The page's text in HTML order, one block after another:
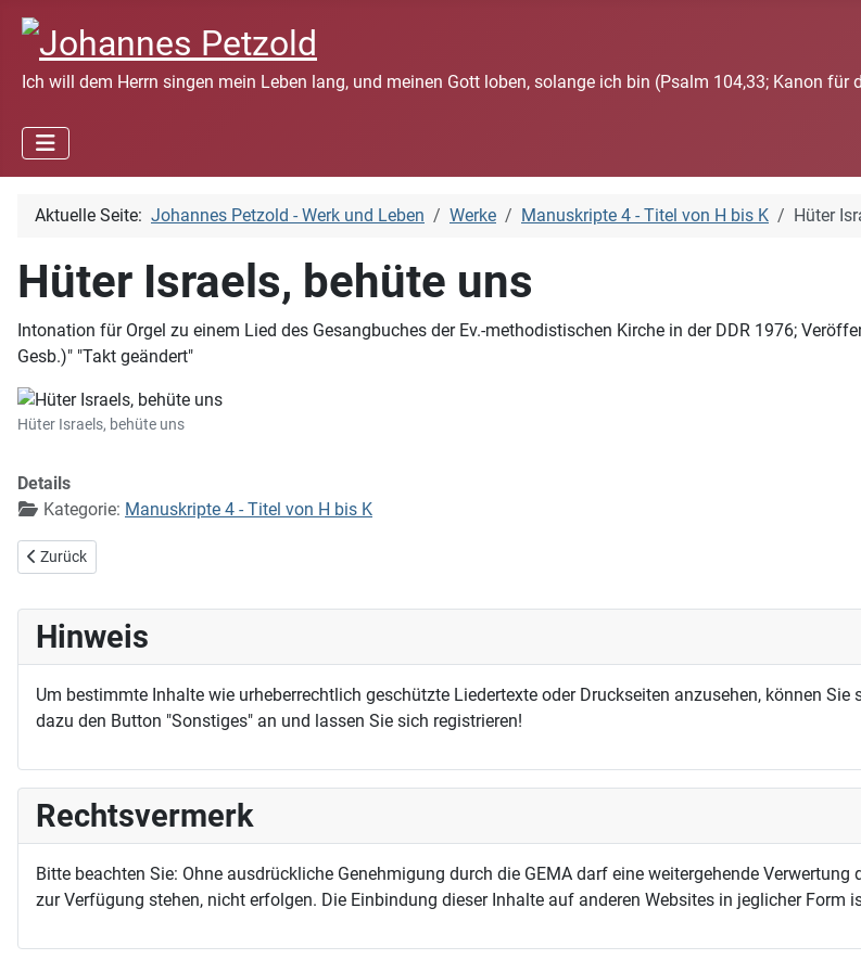
Ich will dem Herrn singen mein Leben lang, und meinen Gott loben, solange ich bin (Psalm 104,33; Kanon für
Aktuelle Seite: Johannes Petzold - Werk und Leben Werke Manuskripte 4 - Titel von H bis K Hüter
Hüter Israels, behüte uns
Intonation für Orgel zu einem Lied des Gesangbuches der Ev.-methodistischen Kirche in der DDR 1976;
Gesb.)" "Takt geändert"
Hüter Israels, behüte uns
Details
Kategorie: Manuskripte 4 - Titel von H bis K
Vorheriger Beitrag: Hört das Lied der finstern Nacht
Zurück
Hinweis
Um bestimmte Inhalte wie urheberrechtlich geschützte Liedertexte oder Druckseiten anzusehen, können
dazu den Button "Sonstiges" an und lassen Sie sich registrieren!
Rechtsvermerk
Bitte beachten Sie: Ohne ausdrückliche Genehmigung durch die GEMA darf eine weitergehende
zur Verfügung stehen, nicht erfolgen. Die Einbindung dieser Inhalte auf anderen Websites in jeglicher Form